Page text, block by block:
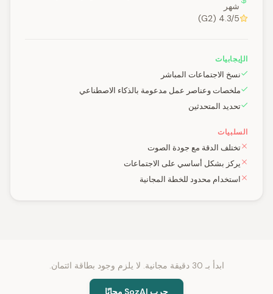
شهر
4.3/5 (G2)
الإيجابيات
نسخ الاجتماعات المباشر
ملخصات وعناصر عمل مدعومة بالذكاء الاصطناعي
تحديد المتحدثين
السلبيات
تختلف الدقة مع جودة الصوت
يركز بشكل أساسي على الاجتماعات
استخدام محدود للخطة المجانية
ابدأ بـ 30 دقيقة مجانية. لا يلزم وجود بطاقة ائتمان.
جرب SozAI مجانًا